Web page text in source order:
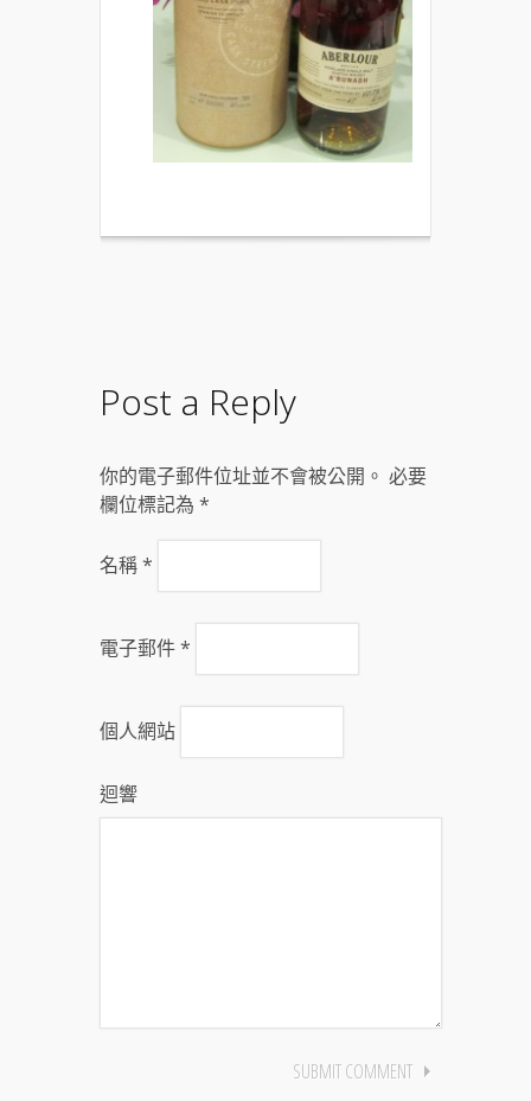
Post a Reply
你的電子郵件位址並不會被公開。 必要
欄位標記為 *
名稱*
電子郵件*
個人網站
迴響